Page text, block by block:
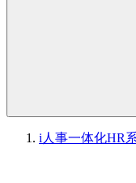
i人事一体化HR